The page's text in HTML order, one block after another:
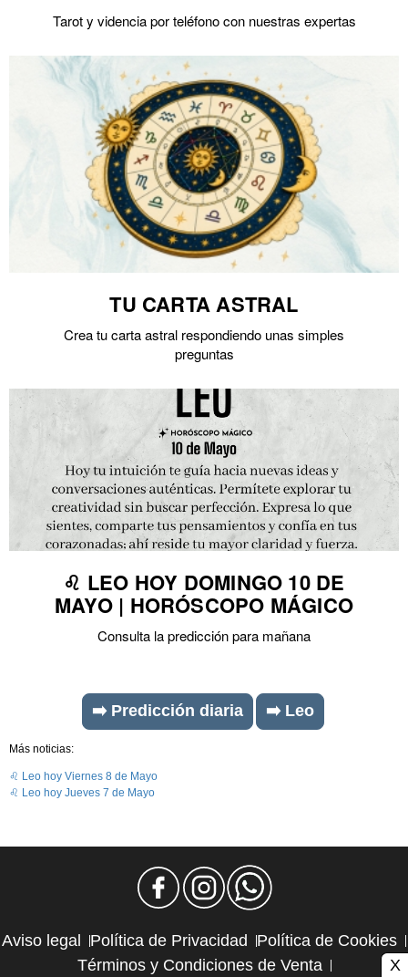
Tarot y videncia por teléfono con nuestras expertas
TU CARTA ASTRAL
Crea tu carta astral respondiendo unas simples
preguntas
♌ LEO HOY DOMINGO 10 DE
MAYO | HORÓSCOPO MÁGICO
Consulta la predicción para mañana
➡️ Predicción diaria ➡️ Leo
Más noticias:
♌ Leo hoy Viernes 8 de Mayo
♌ Leo hoy Jueves 7 de Mayo
Aviso legal Política de Privacidad
Política de Cookies
Términos y Condiciones de Venta
X